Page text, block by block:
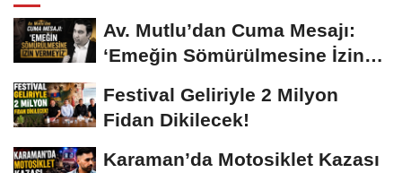
Av. Mutlu’dan Cuma Mesajı:
‘Emeğin Sömürülmesine İzin
Festival Geliriyle 2 Milyon
Fidan Dikilecek!
Karaman’da Motosiklet Kazası